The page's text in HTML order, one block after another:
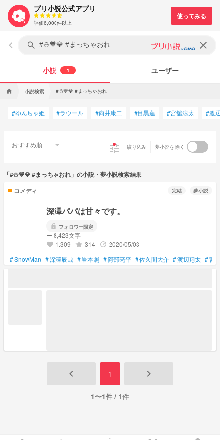
プリ小説公式アプリ
評価6,000件以上
keyboard_arrow_left search clear
小説 1 ユーザー
home 小説検索 #⛄💙💎 #まっちゃおれ
#ゆんちゃ姫 #ラウール #向井康二 #目黒蓮 #宮舘涼太 #渡
おすすめ順 tune 絞り込み 夢小説を除く
「#⛄💙💎 #まっちゃおれ」の小説・夢小説検索結果
コメディ
完結 夢小説
深澤パパは甘々です。
lock フォロワー限定
ー 8,423文字
favorite 1,309 grade 314 update 2020/05/03
#SnowMan #深澤辰哉 #岩本照 #阿部亮平 #佐久間大介 #渡辺翔太 #宮
keyboard_arrow_left 1 keyboard_arrow_right
1〜1件 / 1件